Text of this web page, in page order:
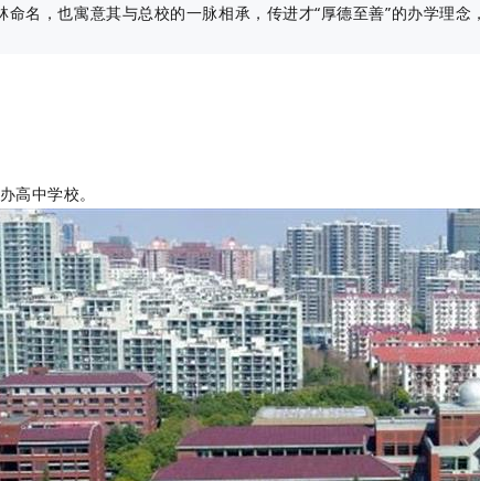
名，也寓意其与总校的一脉相承，传进才“厚德至善”的办学理念
高中学校。